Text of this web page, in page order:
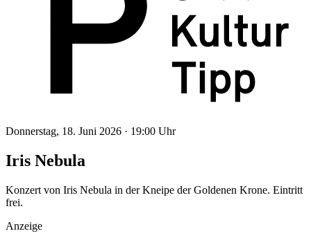
Donnerstag, 18. Juni 2026 · 19:00 Uhr
Iris Nebula
Konzert von Iris Nebula in der Kneipe der Goldenen Krone. Eintritt
frei.
Anzeige